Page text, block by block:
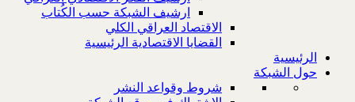
ارشيف الشبكة حسب الكُتاب
الاقتصاد العراقي الكلي
القضايا الاقتصادية الرئيسية
الرئيسية
حول الشبكة
شروط وقواعد النشر